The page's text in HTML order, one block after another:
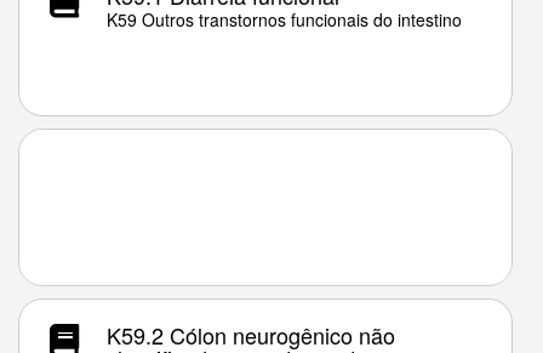
K59 Outros transtornos funcionais do intestino
K59.2 Cólon neurogênico não